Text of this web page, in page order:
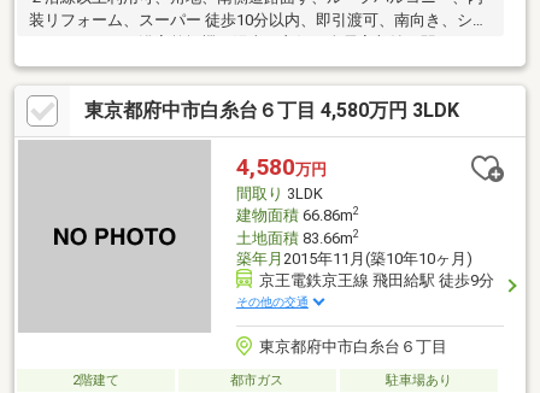
装リフォーム、スーパー 徒歩10分以内、即引渡可、南向き、シス
テムキッチン、浴室乾燥機、陽当り良好、全居室収納、駅まで平
坦、閑静な住宅地、前道６ｍ以上、整形地、２階建、南面バルコ
ニー、温水洗浄便座、緑豊かな住宅地、都市近郊、通風良好、全
居室フローリング、都市ガス、小学校 徒歩10分以内、平坦地、床
暖房、食器洗乾燥機
東京都府中市白糸台６丁目 4,580万円 3LDK
4,580万円
間取り 3LDK
建物面積66.86m2
土地面積83.66m2
築年月 2015年11月(築10年10ヶ月)
京王電鉄京王線 飛田給駅 徒歩9分
その他の交通
東京都府中市白糸台６丁目
2階建て 都市ガス
駐車場あり